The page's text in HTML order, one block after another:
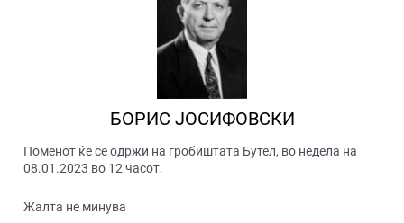
БОРИС ЈОСИФОВСКИ
Поменот ќе се одржи на гробиштата Бутел, во недела на
08.01.2023 во 12 часот.
Жалта не минува